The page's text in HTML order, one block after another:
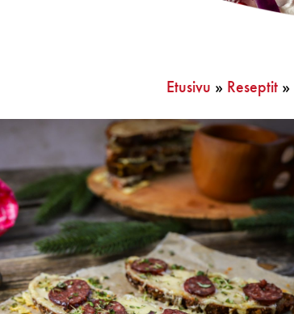
Etusivu » Reseptit»